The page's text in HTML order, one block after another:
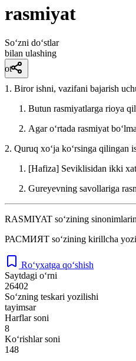
rasmiyat
So‘zni do‘stlar
bilan ulashing
ot
1. Biror ishni, vazifani bajarish
Butun rasmiyatlarga rioya
Agar oʻrtada rasmiyat
2. Quruq xoʻja koʻrsinga qilingan
[Hafiza] Seviklisidan ikki
Gureyevning savollariga
RASMIYAT so‘zining
РАСМИЯТ so‘zining kirillcha
Ro‘yxatga qo‘shish
Saytdagi o‘rni
26402
So‘zning teskari yozilishi
tayimsar
Harflar soni
8
Ko‘rishlar soni
148